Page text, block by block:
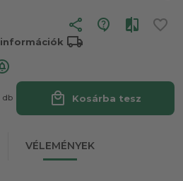
share
local_shipping
db local_mall Kosárba tesz
VÉLEMÉNYEK